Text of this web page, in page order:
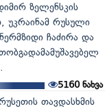
ზელენსკის
უკრაინამ რუსული
ჩაძირა და
5160ნახვა
თავდასხმის